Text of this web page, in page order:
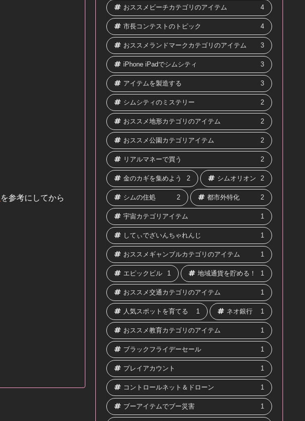
を参考にしてから
おススメビーチカテゴリのアイテム 4
市長コンテストのトピック 4
おススメランドマークカテゴリのアイテム 3
iPhone iPadでシムシティ 3
アイテムを製造する 3
シムシティのミステリー 2
おススメ地形カテゴリのアイテム 2
おススメ公園カテゴリアイテム 2
リアルマネーで買う 2
金のカギを集めよう 2 シムオリオン 2
シムの住処 2 都市外特化 2
宇宙カテゴリアイテム 1
してぃでざいんちゃれんじ 1
おススメギャンブルカテゴリのアイテム 1
エピックビル 1 地域通貨を貯める！ 1
おススメ交通カテゴリのアイテム 1
人気スポットを育てる 1 ネオ銀行 1
おススメ教育カテゴリのアイテム 1
ブラックフライデーセール 1
プレイアカウント 1
コントロールネット＆ドローン 1
ブーアイテムでブー災害 1